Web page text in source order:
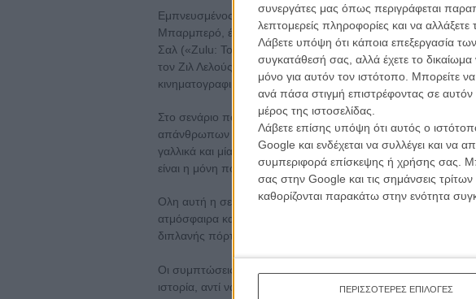
συνεργάτες μας όπως περιγράφεται
λεπτομερείς πληροφορίες και να αλλάξετε
Λάβετε υπόψη ότι κάποια επεξεργασία
συγκατάθεσή σας, αλλά έχετε το
μόνο για αυτόν τον ιστότοπο. Μπορείτε
ανά πάσα στιγμή επιστρέφοντας σε
μέρος της ιστοσελίδας.
Λάβετε επίσης υπόψη ότι αυτός ο
Google και ενδέχεται να συλλέγει και να
συμπεριφορά επίσκεψης ή χρήσης σας.
σας στην Google και τις σημάνσεις
καθορίζονται παρακάτω στην ενότητα
ΠΕΡΙΣΣΟΤΕΡΕΣ ΕΠΙΛΟΓΕΣ
Εμπνευσμένος από αληθινά γεγονότα (πράγματι το 2017, ο
Μπαρμπερό, έπεσε θύμα Kompromat, φυλακίστηκε αλλά
Σαλ («Zulu: Το Ακρωτήρι της Βίας»), επιχειρεί να στήσει ένα
τον Ζιλ Λελούς να ερμηνεύει τον «Ματιέ», μία φιξιόν
κινηματογραφικό εφιάλτη.
Στο σενάριο που συνυπογράφει ο Σαλ με τον Κάριλ Φέρεϊ, ο
απάνθρωπων φυλακών, διεφθαρμένων αξιωματικών
γαλλικά και μίας παντρεμένης (με τον γιο του Αρχηγού της
είναι η μόνη που θα τον βοηθήσει.
Ολη αυτή η σεναριακή βαβούρα όμως, καταλήγει να
ατμόσφαιρα και το σασπένς που επιτυγχάνει η σκηνοθεσία,
διπλανής πόρτας» ερμηνεία του Ζιλ Λελούς.
Οι συμπτώσεις, οι υπερβολές, τα κλισέ, το φορσέ love story
ιστορία, αντί να ανεβάζουν την ένταση στην επικινδυνότητα